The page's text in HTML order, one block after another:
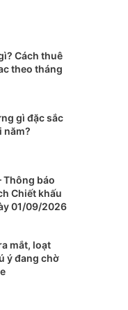
Cách thuê
theo tháng
gì đặc sắc
năm?
Thông báo
Chiết khấu
01/09/2026
mắt, loạt
ý đang chờ